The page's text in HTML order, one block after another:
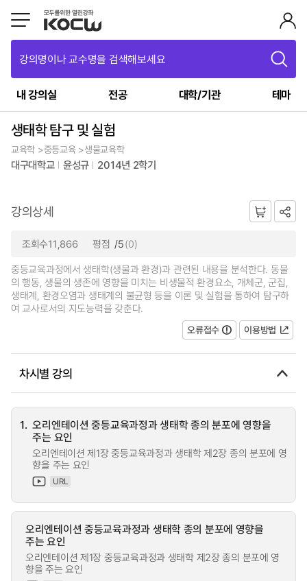
강의명이나 교수명을 검색해보세요
내 강의실 전공 대학/기관 테마
생태학 탐구 및 실험
교육학 >중등교육 >생물교육학
대구대학교 윤성규 2014년 2학기
강의상세
조회수11,866 평점 /5(0)
중등교육과정에서 생태학(생물과 환경)과 관련된 내용을 분석한다. 동물
의 행동, 생물의 생존에 영향을 미치는 비생물적 환경요소, 개체군, 군집,
생태계, 환경오염과 생태계의 불균형 등을 이론 및 실험을 통하여 탐구하
여 교사로서의 지도능력을 갖춘다.
오류접수
이용방법
차시별 강의
1. 오리엔테이션 중등교육과정과 생태학 종의 분포에 영향을
주는 요인
오리엔테이션 제1장 중등교육과정과 생태학 제2장 종의 분포에 영
향을 주는 요인
URL
오리엔테이션 중등교육과정과 생태학 종의 분포에 영향을
주는 요인
오리엔테이션 제1장 중등교육과정과 생태학 제2장 종의 분포에 영
향을 주는 요인